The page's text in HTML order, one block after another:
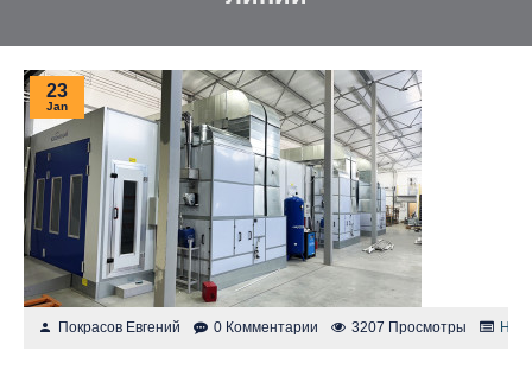
23
Jan
Покрасов Евгений 0 Комментарии 3207 Просмотры